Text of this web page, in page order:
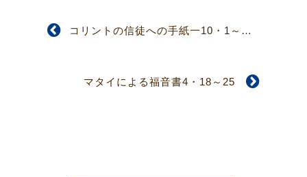
コリントの信徒への手紙一10・1～13
マタイによる福音書4・18～25